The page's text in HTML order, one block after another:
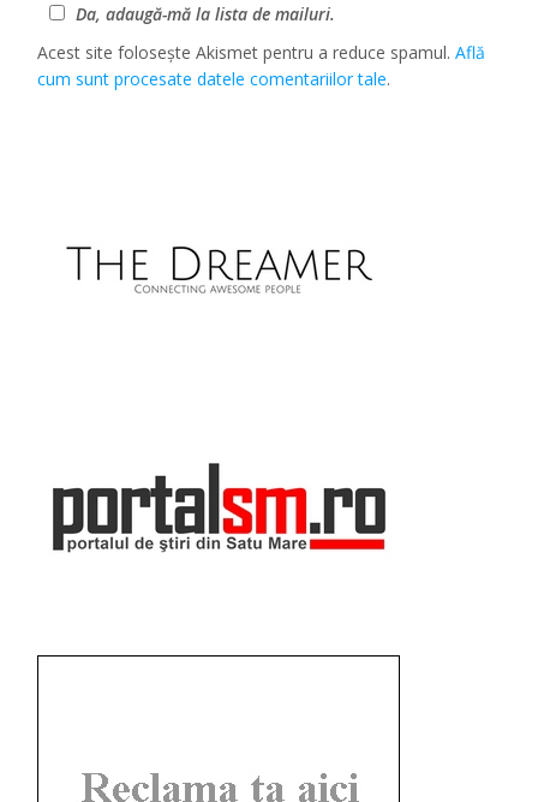
Da, adaugă-mă la lista de mailuri.
Acest site folosește Akismet pentru a reduce spamul.Află
cum sunt procesate datele comentariilor tale.